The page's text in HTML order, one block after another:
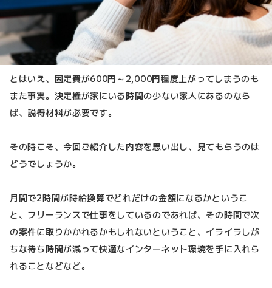
とはいえ、固定費が600円～2,000円程度上がってしまうのも
また事実。決定権が家にいる時間の少ない家人にあるのなら
ば、説得材料が必要です。
その時こそ、今回ご紹介した内容を思い出し、見てもらうのは
どうでしょうか。
月間で2時間が時給換算でどれだけの金額になるかというこ
と、フリーランスで仕事をしているのであれば、その時間で次
の案件に取りかかれるかもしれないということ、イライラしが
ちな待ち時間が減って快適なインターネット環境を手に入れら
れることなどなど。